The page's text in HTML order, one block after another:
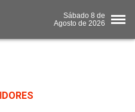
Sábado 8 de
Agosto de 2026